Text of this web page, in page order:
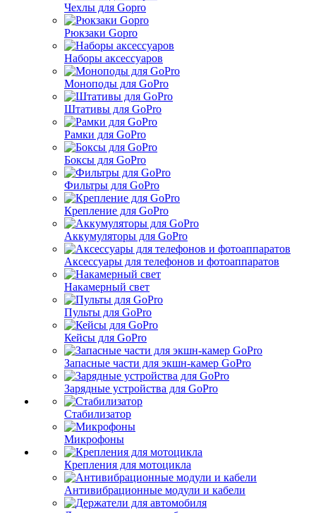
Чехлы для Gopro
Рюкзаки Gopro
Наборы аксессуаров
Моноподы для GoPro
Штативы для GoPro
Рамки для GoPro
Боксы для GoPro
Фильтры для GoPro
Крепление для GoPro
Аккумуляторы для GoPro
Аксессуары для телефонов и фотоаппаратов
Накамерный свет
Пульты для GoPro
Кейсы для GoPro
Запасные части для экшн-камер GoPro
Зарядные устройства для GoPro
Стабилизатор
Микрофоны
Крепления для мотоцикла
Антивибрационные модули и кабели